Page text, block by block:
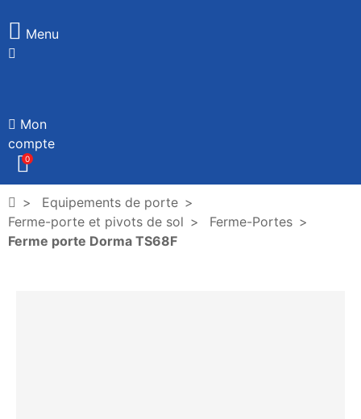
Menu
Mon
compte
0
Equipements de porte
Ferme-porte et pivots de sol
Ferme-Portes
Ferme porte Dorma TS68F